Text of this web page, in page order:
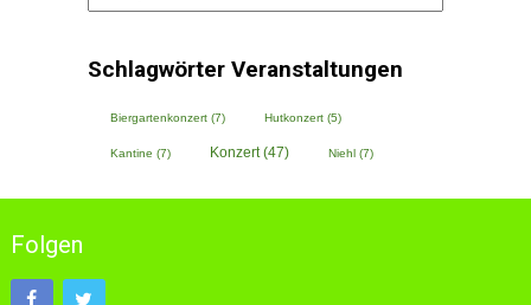
Schlagwörter Veranstaltungen
Biergartenkonzert (7) Hutkonzert (5)
Kantine (7) Konzert(47) Niehl (7)
Folgen